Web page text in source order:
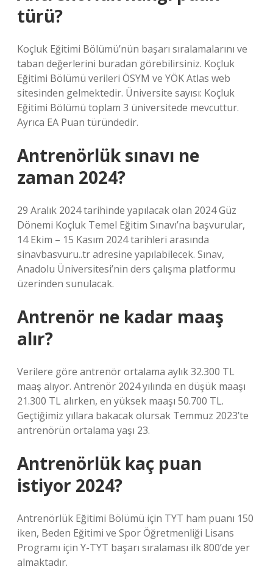
türü?
Koçluk Eğitimi Bölümü’nün başarı sıralamalarını ve
taban değerlerini buradan görebilirsiniz. Koçluk
Eğitimi Bölümü verileri ÖSYM ve YÖK Atlas web
sitesinden gelmektedir. Üniversite sayısı: Koçluk
Eğitimi Bölümü toplam 3 üniversitede mevcuttur.
Ayrıca EA Puan türündedir.
Antrenörlük sınavı ne
zaman 2024?
29 Aralık 2024 tarihinde yapılacak olan 2024 Güz
Dönemi Koçluk Temel Eğitim Sınavı’na başvurular,
14 Ekim – 15 Kasım 2024 tarihleri ​​arasında
sinavbasvuru..tr adresine yapılabilecek. Sınav,
Anadolu Üniversitesi’nin ders çalışma platformu
üzerinden sunulacak.
Antrenör ne kadar maaş
alır?
Verilere göre antrenör ortalama aylık 32.300 TL
maaş alıyor. Antrenör 2024 yılında en düşük maaşı
21.300 TL alırken, en yüksek maaşı 50.700 TL.
Geçtiğimiz yıllara bakacak olursak Temmuz 2023’te
antrenörün ortalama yaşı 23.
Antrenörlük kaç puan
istiyor 2024?
Antrenörlük Eğitimi Bölümü için TYT ham puanı 150
iken, Beden Eğitimi ve Spor Öğretmenliği Lisans
Programı için Y-TYT başarı sıralaması ilk 800’de yer
almaktadır.